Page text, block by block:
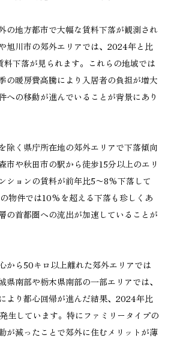
の地方都市で大幅な賃料下落が観測され
旭川市の郊外エリアでは、2024年と比
下落が見られます。これらの地域では
の暖房費高騰により入居者の負担が増大
への移動が進んでいることが背景にあり
除く県庁所在地の郊外エリアで下落傾向
市や秋田市の駅から徒歩15分以上のエリ
ションの賃料が前年比5〜8%下落して
物件では10%を超える下落も珍しくあ
の首都圏への流出が加速していることが
から50キロ以上離れた郊外エリアでは
県南部や栃木県南部の一部エリアでは、
より都心回帰が進んだ結果、2024年比
生しています。特にファミリータイプの
が減ったことで郊外に住むメリットが薄